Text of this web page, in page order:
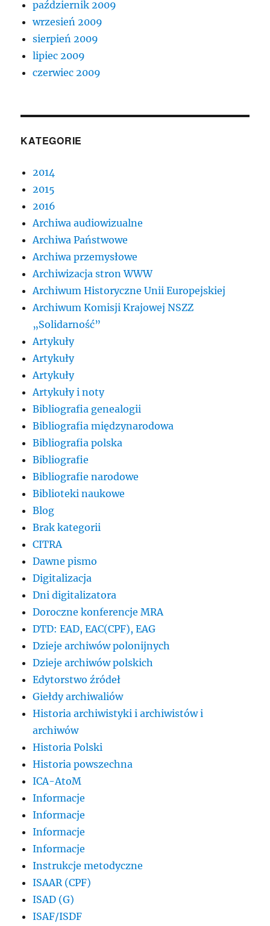
październik 2009
wrzesień 2009
sierpień 2009
lipiec 2009
czerwiec 2009
KATEGORIE
2014
2015
2016
Archiwa audiowizualne
Archiwa Państwowe
Archiwa przemysłowe
Archiwizacja stron WWW
Archiwum Historyczne Unii Europejskiej
Archiwum Komisji Krajowej NSZZ
„Solidarność”
Artykuły
Artykuły
Artykuły
Artykuły i noty
Bibliografia genealogii
Bibliografia międzynarodowa
Bibliografia polska
Bibliografie
Bibliografie narodowe
Biblioteki naukowe
Blog
Brak kategorii
CITRA
Dawne pismo
Digitalizacja
Dni digitalizatora
Doroczne konferencje MRA
DTD: EAD, EAC(CPF), EAG
Dzieje archiwów polonijnych
Dzieje archiwów polskich
Edytorstwo źródeł
Giełdy archiwaliów
Historia archiwistyki i archiwistów i
archiwów
Historia Polski
Historia powszechna
ICA-AtoM
Informacje
Informacje
Informacje
Informacje
Instrukcje metodyczne
ISAAR (CPF)
ISAD (G)
ISAF/ISDF